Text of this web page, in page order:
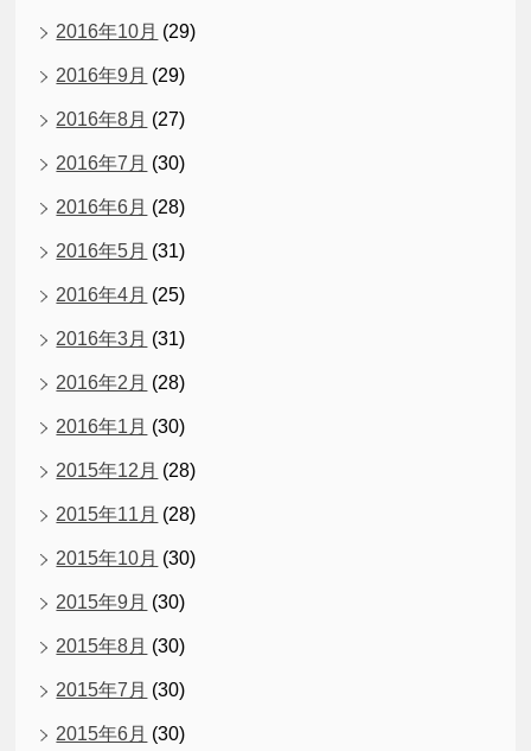
2016年10月 (29)
2016年9月 (29)
2016年8月 (27)
2016年7月 (30)
2016年6月 (28)
2016年5月 (31)
2016年4月 (25)
2016年3月 (31)
2016年2月 (28)
2016年1月 (30)
2015年12月 (28)
2015年11月 (28)
2015年10月 (30)
2015年9月 (30)
2015年8月 (30)
2015年7月 (30)
2015年6月 (30)